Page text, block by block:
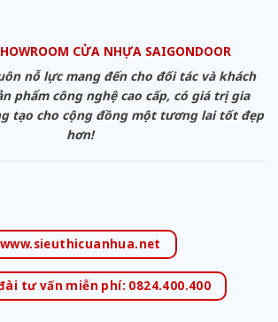
CỬA NHỰA SAIGONDOOR
nỗ lực mang đến cho đối tác và khách
phẩm công nghệ cao cấp, có giá trị gia
tạo cho cộng đồng một tương lai tốt đẹp
hơn!
www.sieuthicuanhua.net
tư vấn miễn phí: 0824.400.400